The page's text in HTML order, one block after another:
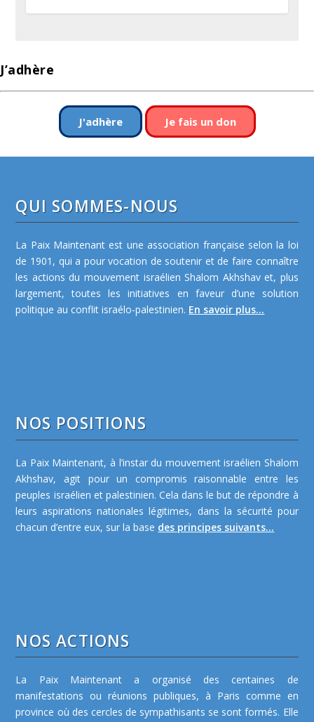
J’adhère
J'adhère Je fais un don
QUI SOMMES-NOUS
La Paix Maintenant est une association française selon la loi
de 1901, qui a pour vocation de soutenir et de faire connaître
les actions du mouvement israélien Shalom Akhshav et, plus
largement, toutes les initiatives en faveur d’une solution
politique au conflit israélo-palestinien. En savoir plus...
NOS POSITIONS
La Paix Maintenant, à l’instar du mouvement israélien Shalom
Akhshav, agit pour un compromis raisonnable entre les
peuples israélien et palestinien. Cela dans le but de répondre à
leurs aspirations nationales légitimes, dans la sécurité pour
chacun d’entre eux, sur la base des principes suivants...
NOS ACTIONS
La Paix Maintenant a organisé des centaines de
manifestations ou réunions publiques, à Paris comme en
province où des cercles de sympathisants se sont formés. Elle